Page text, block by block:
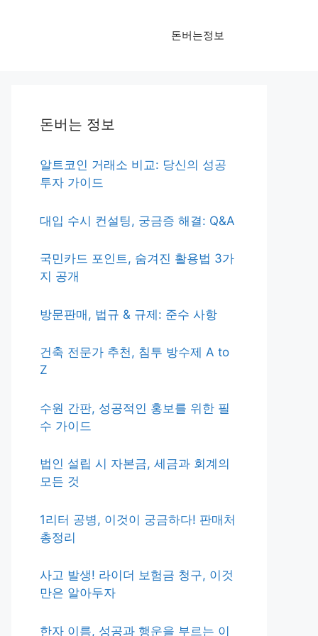
돈버는정보
돈버는 정보
알트코인 거래소 비교: 당신의 성공
투자 가이드
대입 수시 컨설팅, 궁금증 해결: Q&A
국민카드 포인트, 숨겨진 활용법 3가
지 공개
방문판매, 법규 & 규제: 준수 사항
건축 전문가 추천, 침투 방수제 A to
Z
수원 간판, 성공적인 홍보를 위한 필
수 가이드
법인 설립 시 자본금, 세금과 회계의
모든 것
1리터 공병, 이것이 궁금하다! 판매처
총정리
사고 발생! 라이더 보험금 청구, 이것
만은 알아두자
한자 이름, 성공과 행운을 부르는 이